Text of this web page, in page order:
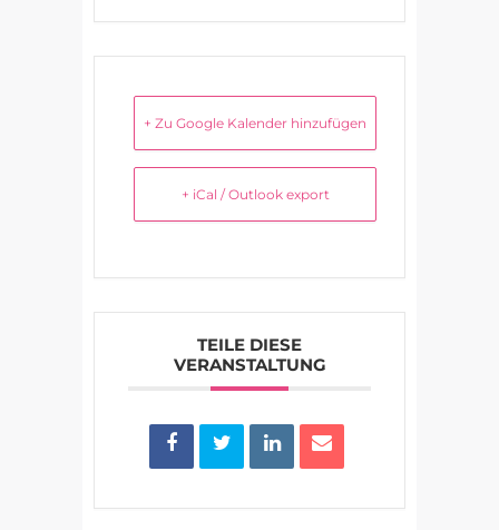
+ Zu Google Kalender hinzufügen
+ iCal / Outlook export
TEILE DIESE
VERANSTALTUNG